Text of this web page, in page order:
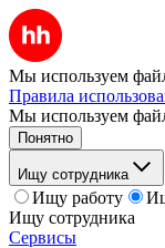
Мы используем
Правила
Мы используем
Понятно
Ищу сотрудника
Ищу работу
Ищу сотрудника
Сервисы